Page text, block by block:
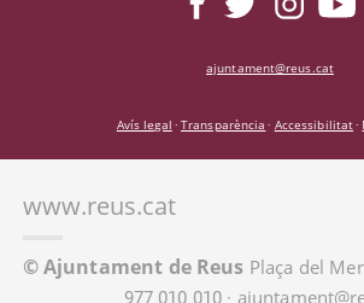
ajuntament@reus.cat
Avís legal ·Transparència · Accessibilitat·
www.reus.cat
© Ajuntament de Reus Plaça del
977 010 010 ·